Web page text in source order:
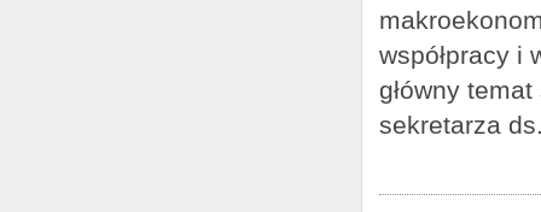
współpracy i
główny
sekretarza